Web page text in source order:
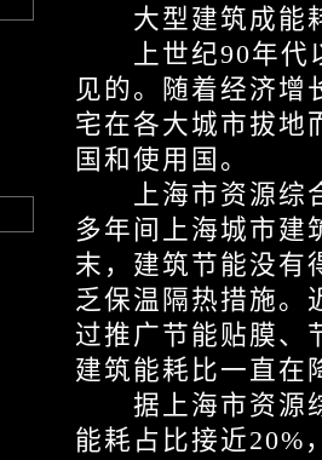
大型建筑成能
上世纪90年代以
见的。随着经济增
宅在各大城市拔地
国和使用国。
上海市资源综合
多年间上海城市建
末，建筑节能没有
乏保温隔热措施。
过推广节能贴膜、
建筑能耗比一直在
据上海市资源综
能耗占比接近20%